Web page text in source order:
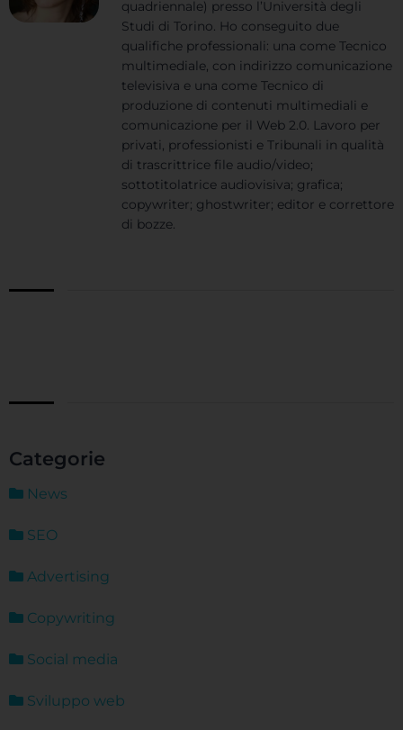
quadriennale) presso l’Università degli
Studi di Torino. Ho conseguito due
qualifiche professionali: una come Tecnico
multimediale, con indirizzo comunicazione
televisiva e una come Tecnico di
produzione di contenuti multimediali e
comunicazione per il Web 2.0. Lavoro per
privati, professionisti e Tribunali in qualità
di trascrittrice file audio/video;
sottotitolatrice audiovisiva; grafica;
copywriter; ghostwriter; editor e correttore
di bozze.
Categorie
News
SEO
Advertising
Copywriting
Social media
Sviluppo web